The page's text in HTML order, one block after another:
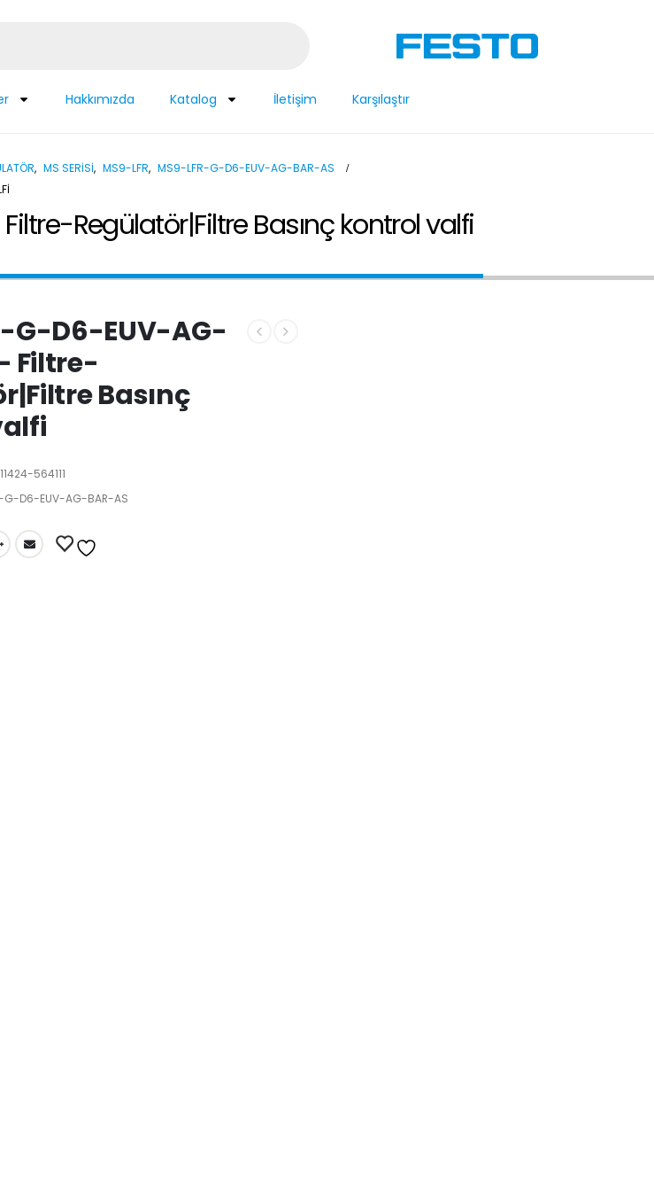
Hakkımızda Katalog İletişim Karşılaştır
, MS SERISI, MS9-LFR, MS9-LFR-G-D6-EUV-AG-BAR-AS
Regülatör|Filtre Basınç kontrol valfi
G-D6-EUV-AG-
Filtre-
Basınç
564111
G-D6-EUV-AG-BAR-AS